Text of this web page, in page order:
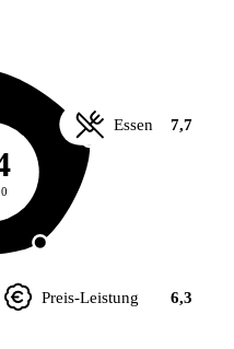
Essen 7,7
Preis-Leistung 6,3